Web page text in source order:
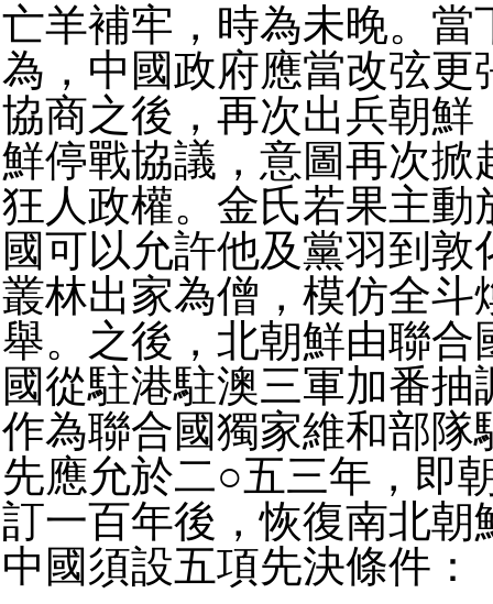
亡羊補牢，時為未晚。當
為，中國政府應當改弦更
協商之後，再次出兵朝鮮
鮮停戰協議，意圖再次掀
狂人政權。金氏若果主動
國可以允許他及黨羽到敦
叢林出家為僧，模仿全斗
舉。之後，北朝鮮由聯合
國從駐港駐澳三軍加番抽
作為聯合國獨家維和部隊
先應允於二○五三年，即
訂一百年後，恢復南北朝
中國須設五項先決條件：